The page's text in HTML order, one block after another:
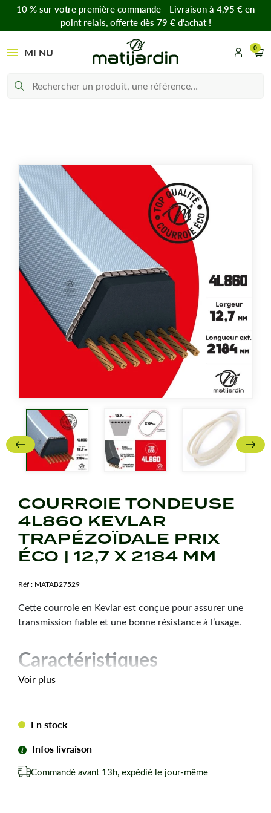
10 % sur votre première commande - Livraison à 4,95 € en
point relais, offerte dès 79 € d’achat !
MENU 0
COURROIE TONDEUSE
4L860 KEVLAR
TRAPÉZOÏDALE PRIX
ÉCO | 12,7 X 2184 MM
Réf : MATAB27529
Cette courroie en Kevlar est conçue pour assurer une
transmission fiable et une bonne résistance à l’usage.
Caractéristiques
techniques
Forme de courroie :
Les avantages
Voir plus
En stock
Infos livraison
Commandé avant 13h, expédié le jour-même